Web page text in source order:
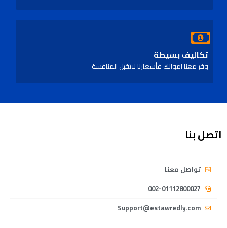
تكاليف بسيطة
وفر معنا اموالك فأسعارنا لاتقبل المنافسة
اتصل بنا
تواصل معنا
002-01112800027
Support@estawredly.com